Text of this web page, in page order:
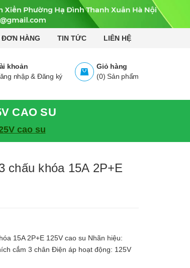
HÀNG TIN TỨC LIÊN HỆ
Giỏ hàng
(0) Sản phẩm
khoản
nhập& Đăng ký
CAO SU
cao su
chấu khóa 15A 2P+E
15A 2P+E 125V cao su Nhãn hiệu:
cắm 3 chân Điện áp hoạt động: 125V